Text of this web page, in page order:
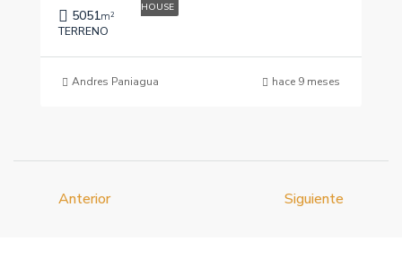
HOUSE
5051m²
TERRENO
Andres Paniagua hace 9 meses
Anterior Siguiente